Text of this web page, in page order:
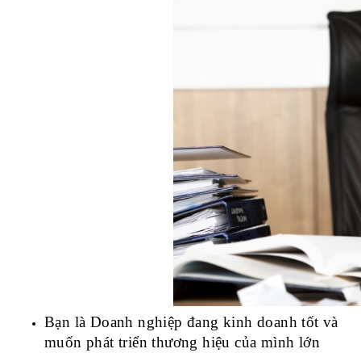
Bạn là Doanh nghiệp đang kinh doanh tốt và
muốn phát triển thương hiệu của mình lớn